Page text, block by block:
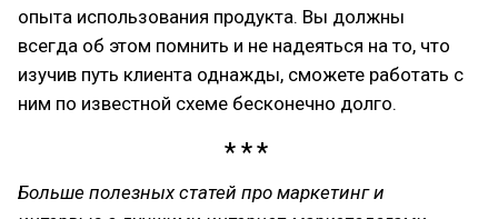
опыта использования продукта. Вы должны
всегда об этом помнить и не надеяться на то, что
изучив путь клиента однажды, сможете работать с
ним по известной схеме бесконечно долго.
Больше полезных статей про маркетинг и